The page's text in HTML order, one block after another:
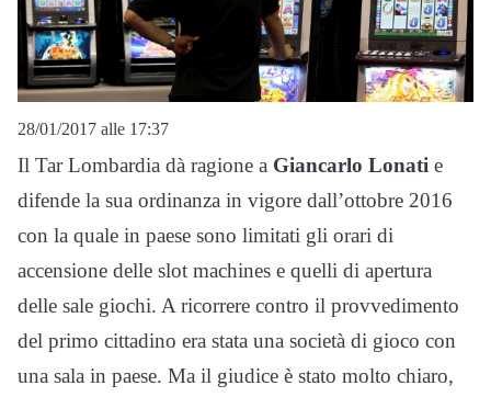
28/01/2017 alle 17:37
Il Tar Lombardia dà ragione a Giancarlo Lonati e
difende la sua ordinanza in vigore dall’ottobre 2016
con la quale in paese sono limitati gli orari di
accensione delle slot machines e quelli di apertura
delle sale giochi. A ricorrere contro il provvedimento
del primo cittadino era stata una società di gioco con
una sala in paese. Ma il giudice è stato molto chiaro,